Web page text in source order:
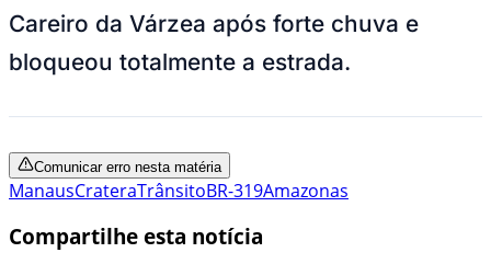
Careiro da Várzea após forte chuva e
bloqueou totalmente a estrada.
Comunicar erro nesta matéria
ManausCrateraTrânsitoBR-319Amazonas
Compartilhe esta notícia